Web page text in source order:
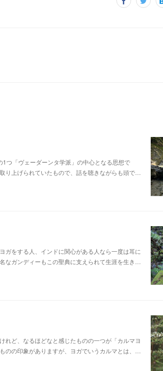
つ「ヴェーダーンタ学派」の中心となる思想で
り上げられていたもので、話を聴きながらも頭で…
ガをする人、インドに関心がある人なら一度は耳に
なガンディーもこの聖典に支えられて生涯を生き…
れど、なるほどなと感じたものの一つが「カルマヨ
のの印象がありますが、ヨガでいうカルマとは、…